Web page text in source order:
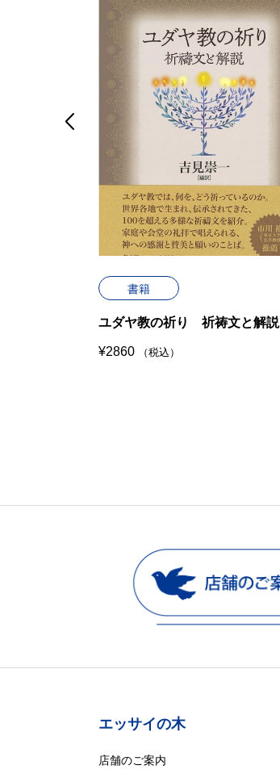
書籍
ユダヤ教の祈り 祈祷文と解説
¥2860 （税込）

エッサイの木
店舗のご案内